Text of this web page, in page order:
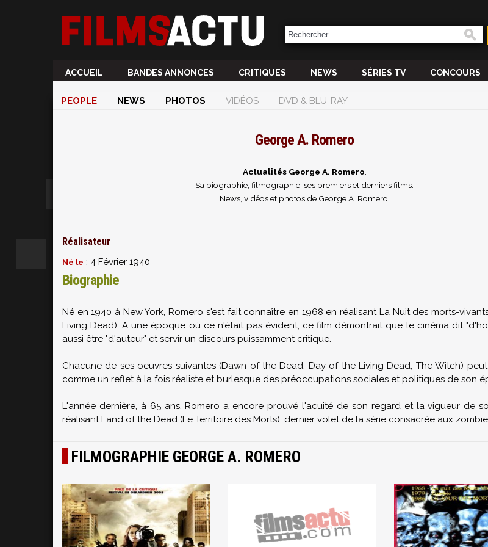
ACCUEIL BANDES ANNONCES CRITIQUES NEWS SÉRIES TV CONCOURS
PEOPLE NEWS PHOTOS VIDÉOS DVD & BLU-RAY
George A. Romero
Actualités George A. Romero
Sa biographie, filmographie, ses premiers et derniers films.
News, vidéos et photos de George A. Romero.
Réalisateur
Né le : 4 Février 1940
Biographie
Né en 1940 à New York, Romero s'est fait connaître en 1968 en réalisant La Nuit des morts-
Living Dead). A une époque où ce n'était pas évident, ce film démontrait que le cinéma dit
aussi être "d'auteur" et servir un discours puissamment critique.
Chacune de ses oeuvres suivantes (Dawn of the Dead, Day of the Living Dead, The Witch)
comme un reflet à la fois réaliste et burlesque des préoccupations sociales et politiques de son
L'année dernière, à 65 ans, Romero a encore prouvé l'acuité de son regard et la vigueur de
réalisant Land of the Dead (Le Territoire des Morts), dernier volet de la série consacrée aux
FILMOGRAPHIE GEORGE A. ROMERO